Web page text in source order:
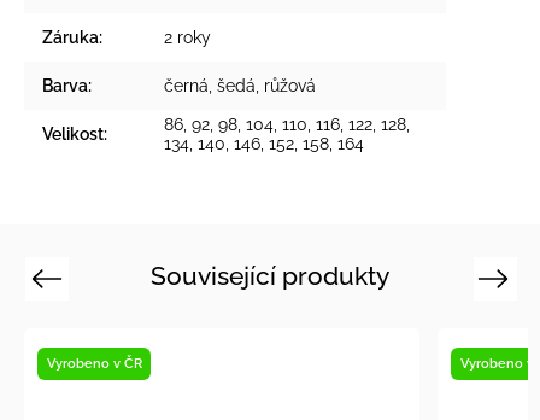
Záruka: 2 roky
Barva: černá šedá růžová
Velikost:
86, 92, 98, 104, 110, 116, 122, 128,
134, 140, 146, 152, 158, 164
Související produkty
Previous
Vyrobeno v ČR Vyrobeno v
Next